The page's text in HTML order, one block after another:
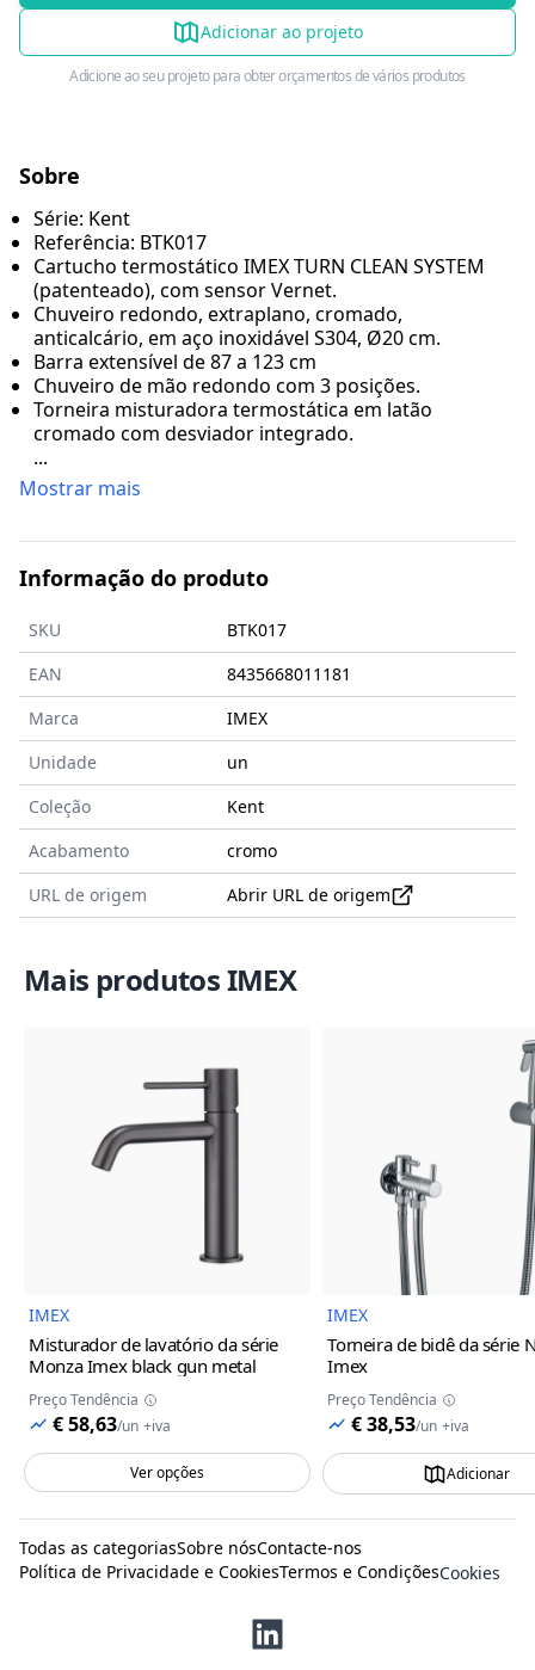
Adicionar ao projeto
Adicione ao seu projeto para obter orçamentos de vários produtos
Sobre
Série: Kent
Referência: BTK017
Cartucho termostático IMEX TURN CLEAN SYSTEM
(patenteado), com sensor Vernet.
Chuveiro redondo, extraplano, cromado,
anticalcário, em aço inoxidável S304, Ø20 cm.
Barra extensível de 87 a 123 cm
Chuveiro de mão redondo com 3 posições.
Torneira misturadora termostática em latão
cromado com desviador integrado.
...
Mostrar mais
Informação do produto
SKU
BTK017
EAN
8435668011181
Marca
IMEX
Unidade
un
Coleção
Kent
Acabamento
cromo
URL de origem
Abrir URL de origem
Mais produtos IMEX
IMEX
Misturador de lavatório da série
Monza Imex black gun metal
Preço Tendência
€ 58,63/un +iva
Ver opções
IMEX
Torneira de bidê da série
Imex
Preço Tendência
€ 38,53/un +iva
Adicionar
Todas as categoriasSobre nósContacte-nos
Política de Privacidade e CookiesTermos e CondiçõesCookies